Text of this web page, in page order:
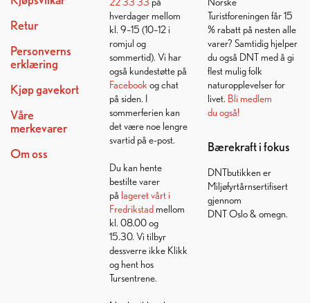
Retur
Personverns
erklæring
Kjøp gavekort
Våre
merkevarer
Om oss
hverdager mellom
kl. 9–15 (10–12 i
romjul og
sommertid). Vi har
også kundestøtte på
Facebook og chat
på siden. I
sommerferien kan
det være noe lengre
svartid på e-post.
Du kan hente
bestilte varer
på lageret vårt i
Fredrikstadmellom
kl. 08.00 og
15.30. Vi tilbyr
dessverre ikke Klikk
og hent hos
Tursentrene.
Turistforeningen får 15
% rabatt på nesten alle
varer? Samtidig hjelper
du også DNT med å gi
flest mulig folk
naturopplevelser for
livet. Bli medlem
du også!
Bærekraft i fokus
DNTbutikken er
Miljøfyrtårnsertifisert
gjennom
DNT Oslo & omegn.